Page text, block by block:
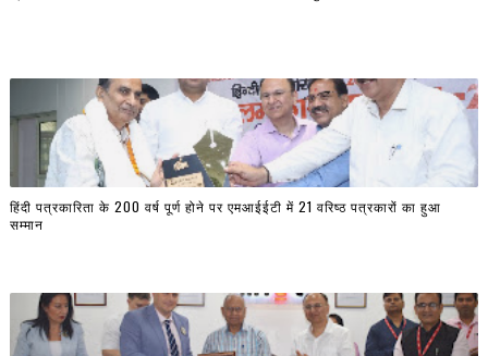
हिंदी पत्रकारिता के 200 वर्ष पूर्ण होने पर एमआईईटी में 21 वरिष्ठ पत्रकारों का हुआ
सम्मान